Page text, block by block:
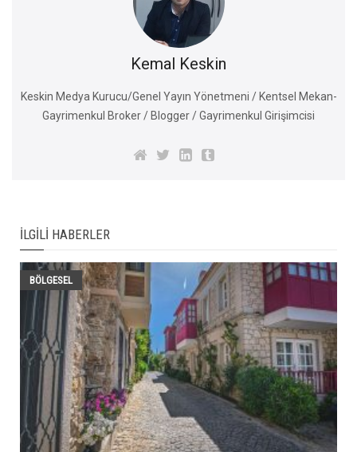
Kemal Keskin
Keskin Medya Kurucu/Genel Yayın Yönetmeni / Kentsel Mekan-
Gayrimenkul Broker / Blogger / Gayrimenkul Girişimcisi
İLGILI HABERLER
BÖLGESEL